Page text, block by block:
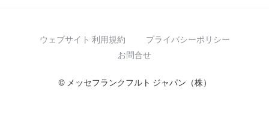
ウェブサイト 利用規約
プライバシーポリシー
お問合せ
© メッセフランクフルト ジャパン（株）